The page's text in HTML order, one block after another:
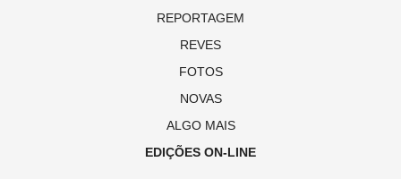
REPORTAGEM
REVES
FOTOS
NOVAS
ALGO MAIS
EDIÇÕES ON-LINE